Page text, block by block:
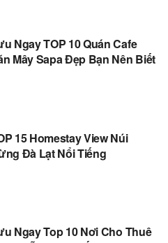
Ngay TOP 10 Quán Cafe
Mây Sapa Đẹp Bạn Nên Biết
15 Homestay View Núi
Đà Lạt Nổi Tiếng
Ngay Top 10 Nơi Cho Thuê